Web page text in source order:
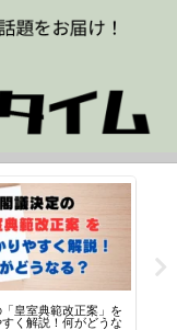
皇室典範改正案」を
く解説！何がどうな